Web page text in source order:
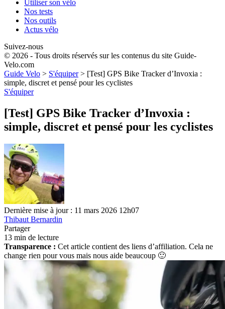
Utiliser son vélo
Nos tests
Nos outils
Actus vélo
Suivez-nous
© 2026 - Tous droits réservés sur les contenus du site Guide-
Velo.com
Guide Velo > S'équiper> [Test] GPS Bike Tracker d’Invoxia :
simple, discret et pensé pour les cyclistes
S'équiper
[Test] GPS Bike Tracker d’Invoxia :
simple, discret et pensé pour les cyclistes
Dernière mise à jour : 11 mars 2026 12h07
Thibaut Bernardin
Partager
13 min de lecture
Transparence : Cet article contient des liens d’affiliation. Cela ne
change rien pour vous mais nous aide beaucoup 🙂